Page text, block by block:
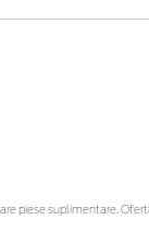
piese suplimentare.